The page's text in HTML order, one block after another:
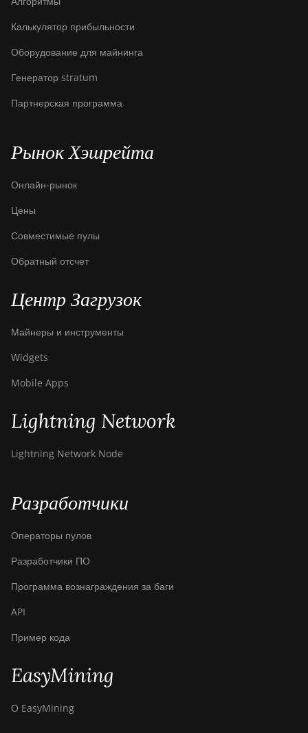
Калькулятор прибыльности
Оборудование для майнинга
Генератор stratum
Партнерская программа
Рынок Хэшрейта
Онлайн-рынок
Цены
Совместимые пулы
Обратный отсчет
Центр Загрузок
Майнеры и инструменты
Widgets
Mobile Apps
Lightning Network
Lightning Network Node
Разработчики
Операторы пулов
Разработчики ПО
Программа вознаграждения за баги
API
Пример кода
EasyMining
О EasyMining